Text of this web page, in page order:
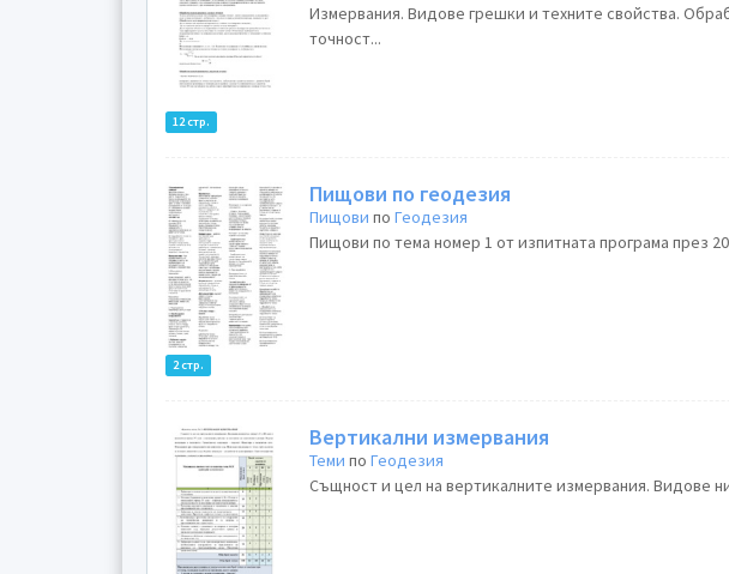
12 стр.
Измервания. Видове грешки и техните свойства.
точност...
2 стр.
Пищови по геодезия
Пищови поГеодезия
Пищови по тема номер 1 от изпитната програма през
Вертикални измервания
Теми поГеодезия
Същност и цел на вертикалните измервания. Видове